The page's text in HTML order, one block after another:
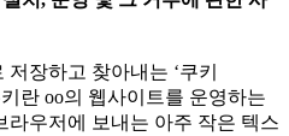
장하고 찾아내는 ‘쿠키
란 oo의 웹사이트를 운영하는
우저에 보내는 아주 작은 텍스